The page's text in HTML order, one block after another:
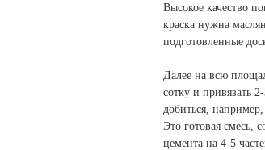
Высокое качество
краска нужна
подготовленные
Далее на всю
сотку и привязать
добиться,
Это готовая смесь,
цемента на 4-5